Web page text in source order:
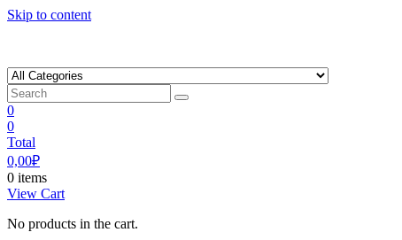
Skip to content
0
0
Total
0,00₽
0 items
View Cart
No products in the cart.